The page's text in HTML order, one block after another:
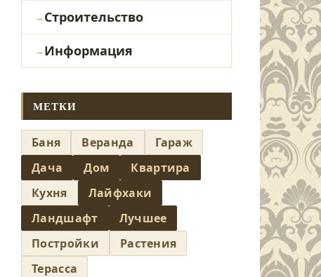
Строительство
Информация
МЕТКИ
Баня Веранда
Гараж
Дача
Дом
Квартира
Кухня
Лайфхаки
Ландшафт
Лучшее
Постройки
Растения
Терасса